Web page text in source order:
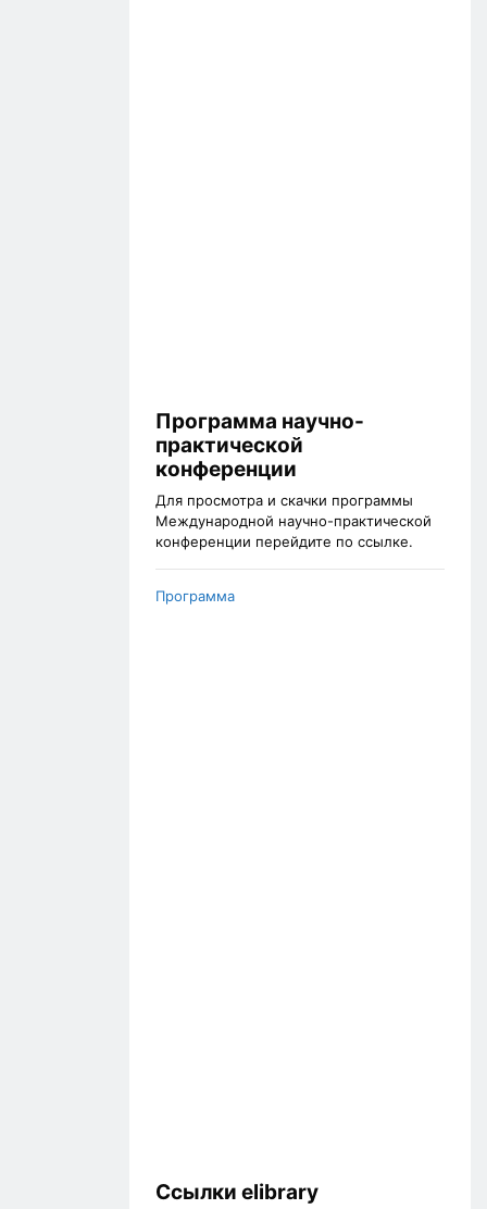
Программа научно-
практической
конференции
Для просмотра и скачки программы
Международной научно-практической
конференции перейдите по ссылке.
Программа
Ссылки elibrary